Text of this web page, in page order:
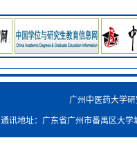
广州中医药大学
通讯地址：广东省广州市番禺区大